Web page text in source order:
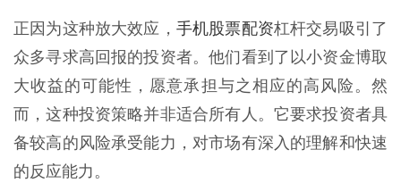
正因为这种放大效应， 手机股票配资杠杆交易吸引了
众多寻求高回报的投资者。他们看到了以小资金博取
大收益的可能性，愿意承担与之相应的高风险。然
而，这种投资策略并非适合所有人。它要求投资者具
备较高的风险承受能力，对市场有深入的理解和快速
的反应能力。